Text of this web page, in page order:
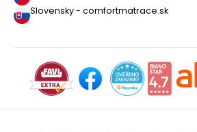
Slovensky - comfortmatrace.sk